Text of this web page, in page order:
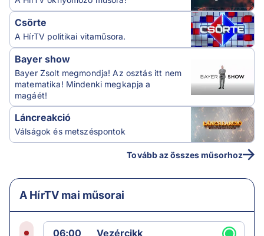
Csörte
A HírTV politikai vitaműsora.
Bayer show
Bayer Zsolt megmondja! Az osztás itt nem
matematika! Mindenki megkapja a
magáét!
Láncreakció
Válságok és metszéspontok
Tovább az összes műsorhoz
A HírTV mai műsorai
06:00
Vezércikk